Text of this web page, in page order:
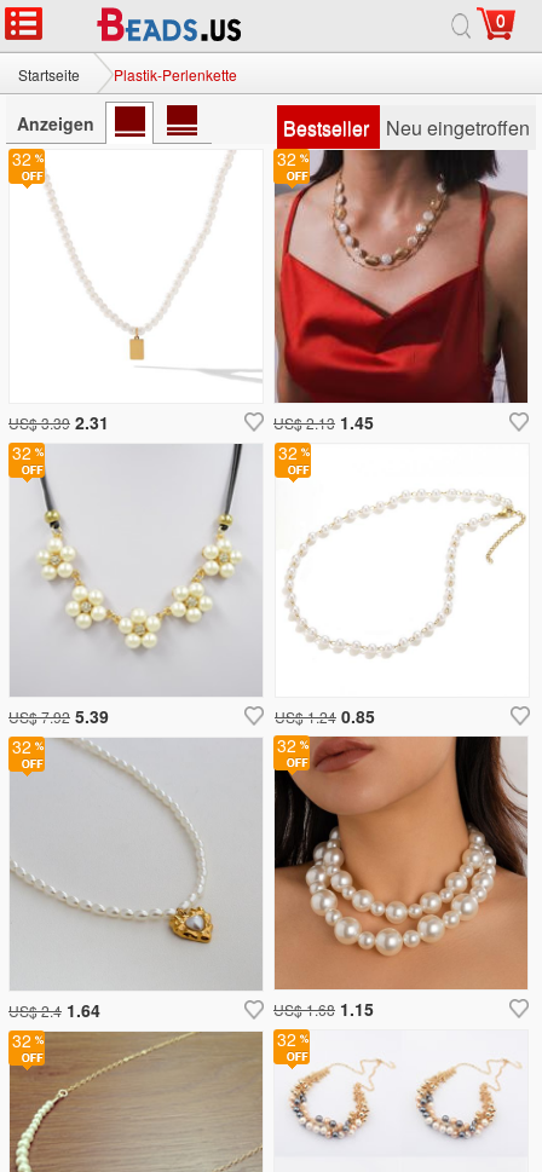
0
Startseite Plastik-Perlenkette
Anzeigen Bestseller Neu eingetroffen
32
US$ 2.13 1.45
32
32
32
US$ 7.92 5.39
32
US$ 3.39 2.31
32
US$ 1.68 1.15
32
US$ 1.24 0.85
32
US$ 2.4 1.64